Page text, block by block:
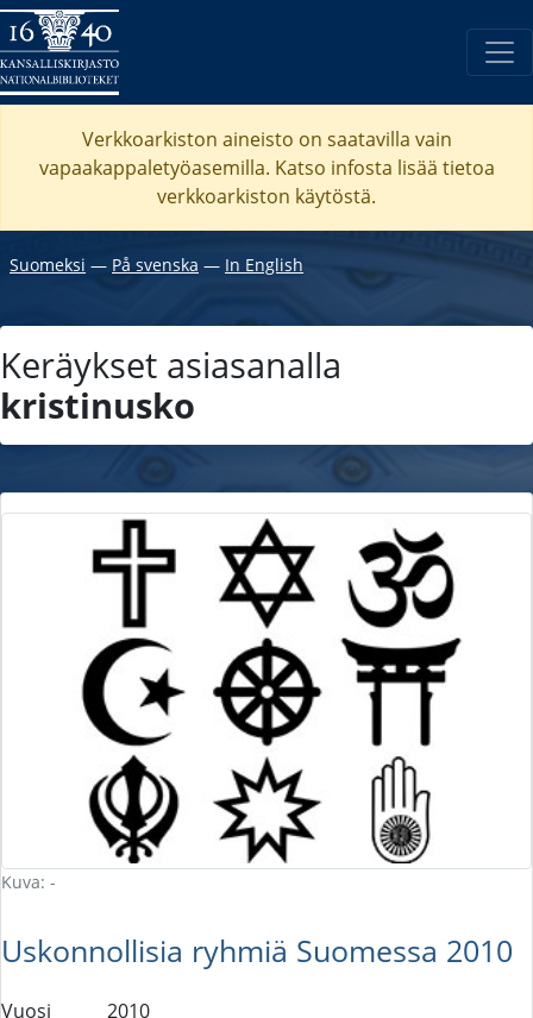
Verkkoarkiston aineisto on saatavilla vain
vapaakappaletyöasemilla. Katso infosta lisää tietoa
verkkoarkiston käytöstä.
Suomeksi ― På svenska ― In English
Keräykset asiasanalla
kristinusko
Kuva: -
Uskonnollisia ryhmiä Suomessa 2010
Vuosi 2010